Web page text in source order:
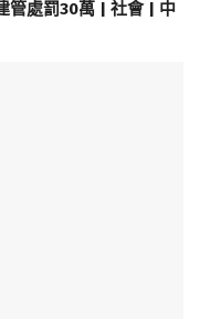
處罰30萬 | 社會 | 中